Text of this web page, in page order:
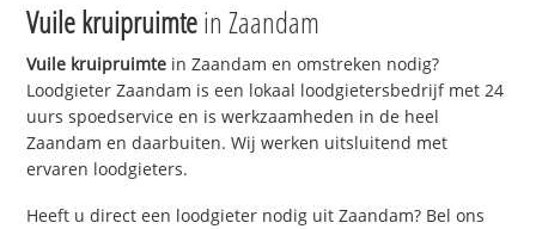
Vuile kruipruimtein Zaandam
Vuile kruipruimte in Zaandam en omstreken nodig?
Loodgieter Zaandam is een lokaal loodgietersbedrijf met 24
uurs spoedservice en is werkzaamheden in de heel
Zaandam en daarbuiten. Wij werken uitsluitend met
ervaren loodgieters.
Heeft u direct een loodgieter nodig uit Zaandam? Bel ons